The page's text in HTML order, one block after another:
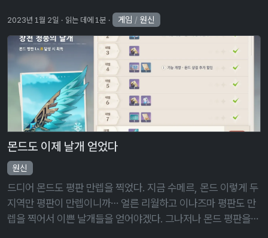
어서 그냥 대충 보면서 …
2023년 1월 2일 읽는 데에 1분 게임 /원신
몬드도 이제 날개 얻었다
원신
드디어 몬드도 평판 만렙을 찍었다. 지금 수메르, 몬드 이렇게 두
지역만 평판이 만렙이니까… 얼른 리월하고 이나즈마 평판도 만
렙을 찍어서 이쁜 날개들을 얻어야겠다. 그나저나 몬드 평판을